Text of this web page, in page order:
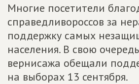
Многие посетители
справедливороссов за
поддержку самых
населения. В свою
вернисажа обещали
на выборах 13 сентября.